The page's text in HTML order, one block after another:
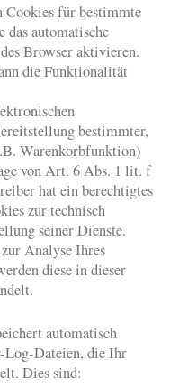
Cookies für bestimmte
das automatische
Browser aktivieren.
die Funktionalität
bestimmter,
Warenkorbfunktion)
von Art. 6 Abs. 1 lit. f
hat ein berechtigtes
zur technisch
seiner Dienste.
Analyse Ihres
diese in dieser
automatisch
Log-Dateien, die Ihr
Dies sind: